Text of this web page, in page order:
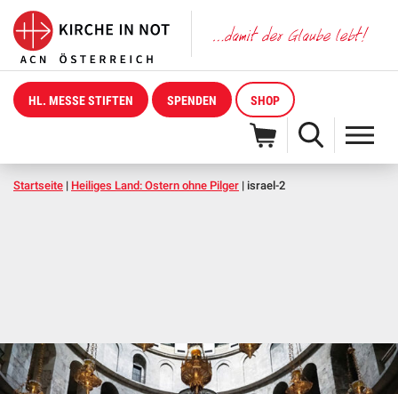
HL. MESSE STIFTEN SPENDEN SHOP
Startseite | Heiliges Land: Ostern ohne Pilger | israel-2